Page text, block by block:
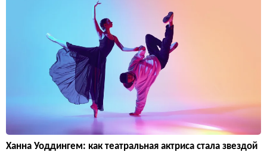
Ханна Уоддингем: как театральная актриса стала звездой